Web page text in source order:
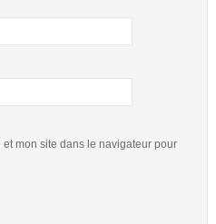
mon site dans le navigateur pour